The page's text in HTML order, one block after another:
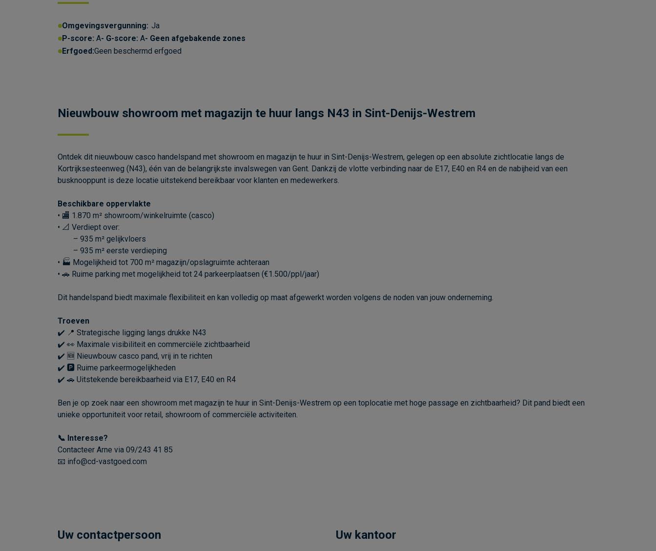
Omgevingsvergunning: Ja
P-score: A G-score: A Geen afgebakende zones
Erfgoed:Geen beschermd erfgoed
Nieuwbouw showroom met magazijn te huur langs N43 in Sint-Denijs-Westrem
Ontdek dit nieuwbouw casco handelspand met showroom en magazijn te huur in Sint-Denijs-Westrem, gelegen op een absolute zichtlocatie langs de
Kortrijksesteenweg (N43), één van de belangrijkste invalswegen van Gent. Dankzij de vlotte verbinding naar de E17, E40 en R4 en de nabijheid van een
busknooppunt is deze locatie uitstekend bereikbaar voor klanten en medewerkers.
Beschikbare oppervlakte
• 🏬 1.870 m² showroom/winkelruimte (casco)
• 📐 Verdiept over:
– 935 m² gelijkvloers
– 935 m² eerste verdieping
• 🏭 Mogelijkheid tot 700 m² magazijn/opslagruimte achteraan
• 🚗 Ruime parking met mogelijkheid tot 24 parkeerplaatsen (€1.500/ppl/jaar)
Dit handelspand biedt maximale flexibiliteit en kan volledig op maat afgewerkt worden volgens de noden van jouw onderneming.
Troeven
✔️ 📍 Strategische ligging langs drukke N43
✔️ 👀 Maximale visibiliteit en commerciële zichtbaarheid
✔️ 🆕 Nieuwbouw casco pand, vrij in te richten
✔️ 🅿️ Ruime parkeermogelijkheden
✔️ 🚗 Uitstekende bereikbaarheid via E17, E40 en R4
Ben je op zoek naar een showroom met magazijn te huur in Sint-Denijs-Westrem op een toplocatie met hoge passage en zichtbaarheid? Dit pand biedt een
unieke opportuniteit voor retail, showroom of commerciële activiteiten.
📞 Interesse?
Contacteer Arne via 09/243 41 85
📧 info@cd-vastgoed.com
Uw contactpersoon Uw kantoor